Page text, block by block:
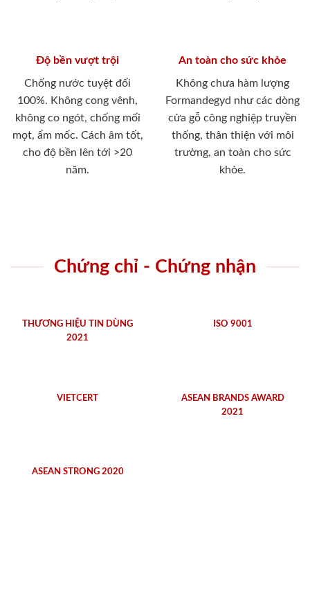
Độ bền vượt trội
Chống nước tuyệt đối
100%. Không cong vênh,
không co ngót, chống mối
mọt, ẩm mốc. Cách âm tốt,
cho độ bền lên tới >20
năm.
An toàn cho sức khỏe
Không chưa hàm lượng
Formandegyd như các dòng
cửa gỗ công nghiệp truyền
thống, thân thiện với môi
trường, an toàn cho sức
khỏe.
Chứng chỉ - Chứng nhận
THƯƠNG HIỆU TIN DÙNG
2021
ISO 9001
VIETCERT
ASEAN BRANDS AWARD
2021
ASEAN STRONG 2020